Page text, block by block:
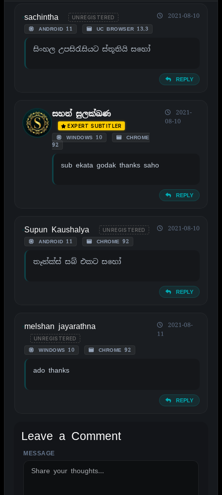
sachintha UNREGISTERED
ANDROID 11 UC BROWSER 13.3
2021-08-10
සිංහල උපසිරැසියට ස්තූතියි සහෝ
REPLY
සහන් සුලක්ඛණ
EXPERT SUBTITLER
WINDOWS 10
CHROME
92
2021-
08-10
sub ekata godak thanks saho
REPLY
Supun Kaushalya UNREGISTERED
ANDROID 11 CHROME 92
2021-08-10
තෑන්ක්ස් සබ් එකට සහෝ
REPLY
melshan jayarathna
UNREGISTERED
WINDOWS 10 CHROME 92
2021-08-
11
ado thanks
REPLY
Leave a Comment
MESSAGE
ALTERNATIVE: